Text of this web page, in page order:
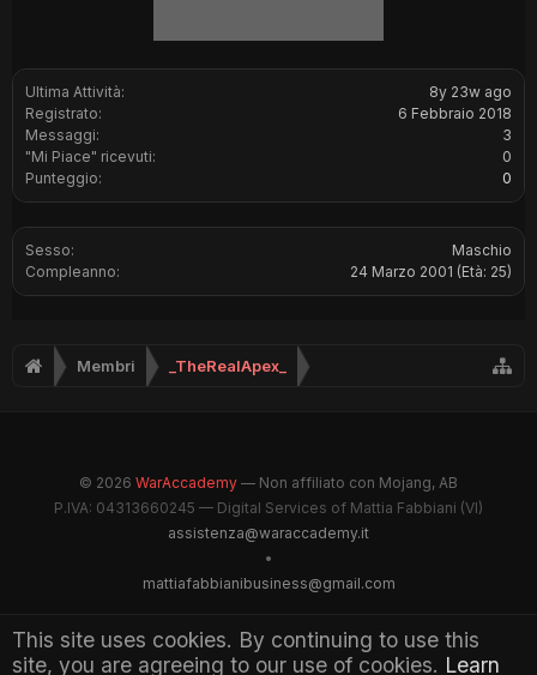
This site uses cookies. By continuing to use this
site, you are agreeing to our use of cookies. Learn
Ultima Attività:
8y 23w ago
Registrato:
6 Febbraio 2018
Messaggi:
3
"Mi Piace" ricevuti:
0
Punteggio:
0
Sesso:
Maschio
Compleanno:
24 Marzo 2001 (Età: 25)
Membri _TheRealApex_
© 2026 WarAccademy — Non affiliato con Mojang, AB
P.IVA: 04313660245 — Digital Services of Mattia Fabbiani (VI)
assistenza@waraccademy.it
•
mattiafabbianibusiness@gmail.com
@GhostFabbyz
Maintained by WarAccademy Administrators